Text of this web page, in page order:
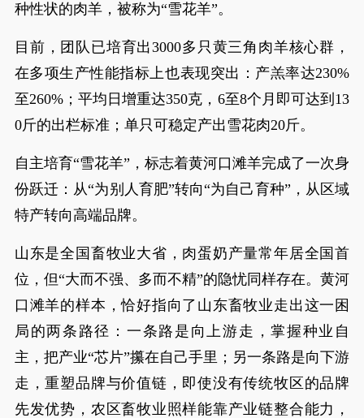
种性状的肉羊，被称为“雪花羊”。
目前，团队已培育出3000多只黄三角肉羊核心群，
在多项生产性能指标上也表现突出：产羔率达230%
至260%；平均日增重达350克，6至8个月即可达到13
0斤的出栏标准；单只可稳定产出雪花肉20斤。
自主培育“雪花羊”，标志着黄河口滩羊完成了一次身
份跃迁：从“为别人育肥”转向“为自己育种”，从区域
特产转向高端品牌。
山东是全国畜牧业大省，肉蛋奶产量常年居全国首
位，但“大而不强、多而不精”的隐忧同样存在。黄河
口滩羊的样本，恰好指向了山东畜牧业走出这一困
局的两条路径：一条路是向上游走，掌握种业自
主，把产业“芯片”攥在自己手里；另一条路是向下游
走，重塑品牌与价值链，即使没有传统牧区的品牌
先发优势，农区畜牧业照样能靠产业链整合能力，